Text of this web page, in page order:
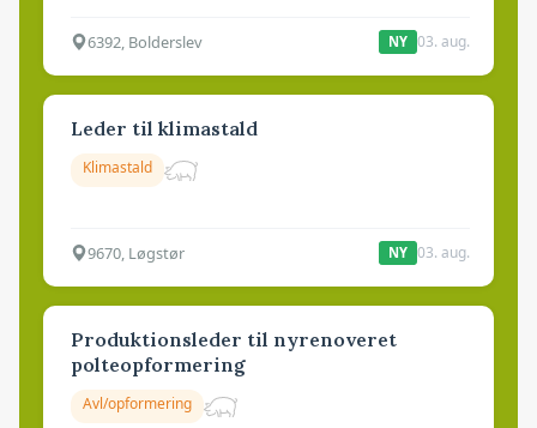
6392, Bolderslev NY 03. aug.
Leder til klimastald
Klimastald
9670, Løgstør NY 03. aug.
Produktionsleder til nyrenoveret
polteopformering
Avl/opformering